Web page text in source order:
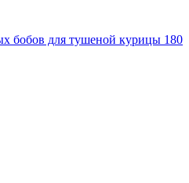
бобов для тушеной курицы 180